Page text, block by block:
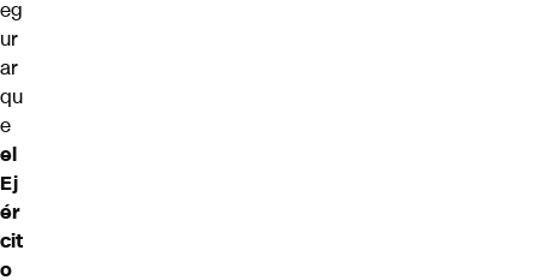
eg
ur
ar
qu
e
el
Ej
ér
cit
o